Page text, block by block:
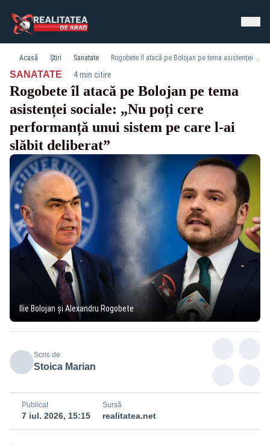
Acasă Știri Sanatate Rogobete îl atacă pe Bolojan pe tema asistenței sociale: „Nu poți cere performanță unui sistem pe care l-ai slăbit deliberat”
SANATATE· 4 min citire
Rogobete îl atacă pe Bolojan pe tema
asistenței sociale: „Nu poți cere
performanță unui sistem pe care l-ai
slăbit deliberat”
Ilie Bolojan și Alexandru Rogobete
Scris de
Stoica Marian
Publicat
7 iul. 2026, 15:15
Sursă
realitatea.net